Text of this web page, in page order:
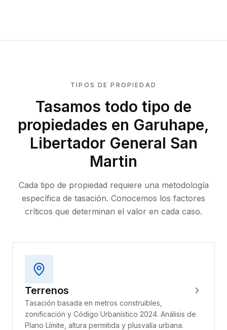
TIPOS DE PROPIEDAD
Tasamos todo tipo de
propiedades en Garuhape,
Libertador General San
Martin
Cada tipo de propiedad requiere una metodología
específica de tasación. Conocemos los factores
críticos que determinan el valor en cada caso.
Terrenos
Tasación basada en metros construibles,
zonificación y Código Urbanístico 2024. Análisis de
Plano Límite, altura permitida y plusvalía urbana.